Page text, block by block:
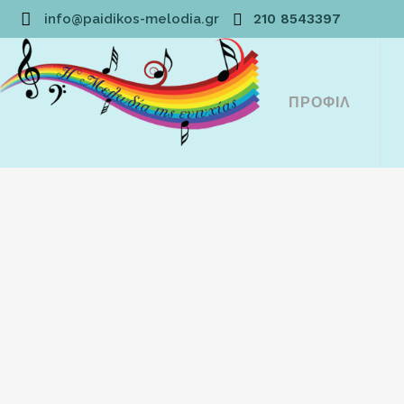
info@paidikos-melodia.gr 210 8543397
ΠΡΟΦΊΛ